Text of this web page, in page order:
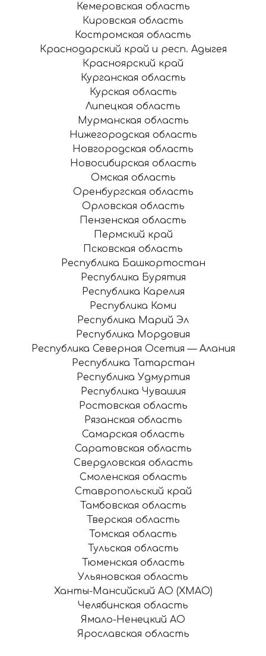
Кемеровская область
Кировская область
Костромская область
Краснодарский край и респ. Адыгея
Красноярский край
Курганская область
Курская область
Липецкая область
Мурманская область
Нижегородская область
Новгородская область
Новосибирская область
Омская область
Оренбургская область
Орловская область
Пензенская область
Пермский край
Псковская область
Республика Башкортостан
Республика Бурятия
Республика Карелия
Республика Коми
Республика Марий Эл
Республика Мордовия
Республика Северная Осетия — Алания
Республика Татарстан
Республика Удмуртия
Республика Чувашия
Ростовская область
Рязанская область
Самарская область
Саратовская область
Свердловская область
Смоленская область
Ставропольский край
Тамбовская область
Тверская область
Томская область
Тульская область
Тюменская область
Ульяновская область
Ханты-Мансийский АО (ХМАО)
Челябинская область
Ямало-Ненецкий АО
Ярославская область